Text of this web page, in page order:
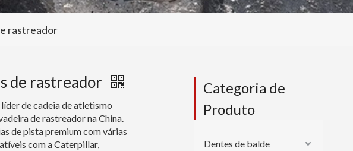
rastreador
de rastreador
de cadeia de atletismo
de rastreador na China.
de pista premium com várias
com a Caterpillar,
Categoria de
Produto
Dentes de balde